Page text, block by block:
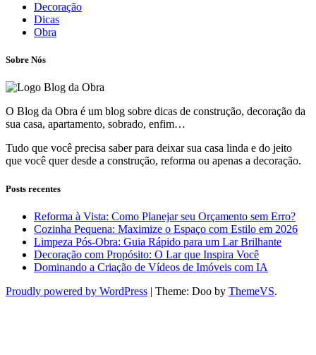
Decoração
Dicas
Obra
Sobre Nós
O Blog da Obra é um blog sobre dicas de construção, decoração da
sua casa, apartamento, sobrado, enfim…
Tudo que você precisa saber para deixar sua casa linda e do jeito
que você quer desde a construção, reforma ou apenas a decoração.
Posts recentes
Reforma à Vista: Como Planejar seu Orçamento sem Erro?
Cozinha Pequena: Maximize o Espaço com Estilo em 2026
Limpeza Pós-Obra: Guia Rápido para um Lar Brilhante
Decoração com Propósito: O Lar que Inspira Você
Dominando a Criação de Vídeos de Imóveis com IA
Proudly powered by WordPress | Theme: Doo by ThemeVS.